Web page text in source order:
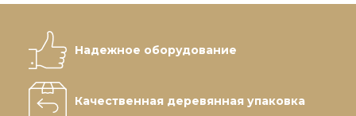
Надежное оборудование
Качественная деревянная упаковка